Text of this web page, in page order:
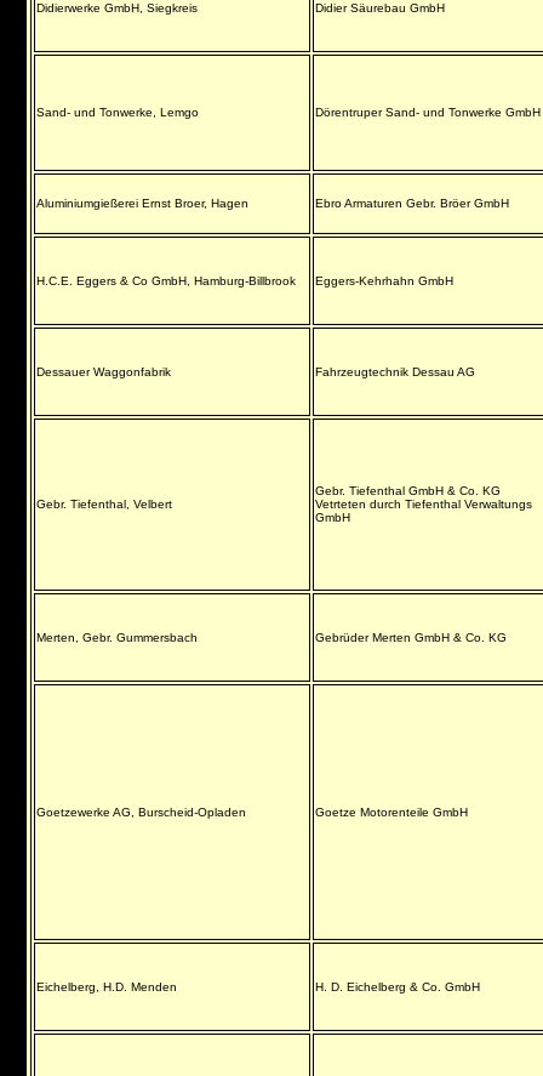
Didierwerke GmbH, Siegkreis Didier Säurebau GmbH
Sand- und Tonwerke, Lemgo Dörentruper Sand- und Tonwerke GmbH
Aluminiumgießerei Ernst Broer, Hagen Ebro Armaturen Gebr. Bröer GmbH
H.C.E. Eggers & Co GmbH, Hamburg-Billbrook Eggers-Kehrhahn GmbH
Dessauer Waggonfabrik Fahrzeugtechnik Dessau AG
Gebr. Tiefenthal, Velbert
Gebr. Tiefenthal GmbH & Co. KG
Vetrteten durch Tiefenthal Verwaltungs
GmbH
Merten, Gebr. Gummersbach Gebrüder Merten GmbH & Co. KG
Goetzewerke AG, Burscheid-Opladen Goetze Motorenteile GmbH
Eichelberg, H.D. Menden H. D. Eichelberg & Co. GmbH